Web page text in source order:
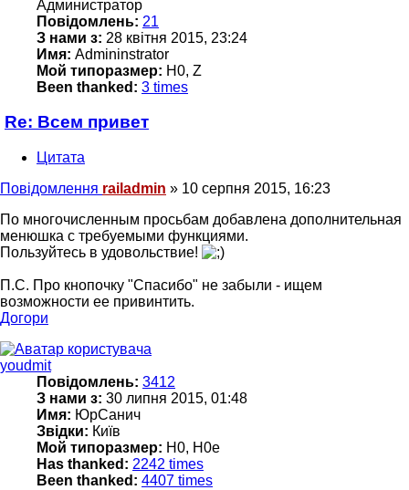
Администратор
Повідомлень: 21
З нами з: 28 квітня 2015, 23:24
Имя: Admininstrator
Мой типоразмер: H0, Z
Been thanked: 3 times
Re: Всем привет
Цитата
Повідомлення railadmin » 10 серпня 2015, 16:23
По многочисленным просьбам добавлена дополнительная
менюшка с требуемыми функциями.
Пользуйтесь в удовольствие!
П.С. Про кнопочку "Спасибо" не забыли - ищем
возможности ее привинтить.
Догори
youdmit
Повідомлень: 3412
З нами з: 30 липня 2015, 01:48
Имя: ЮрСанич
Звідки: Київ
Мой типоразмер: H0, H0e
Has thanked: 2242 times
Been thanked: 4407 times